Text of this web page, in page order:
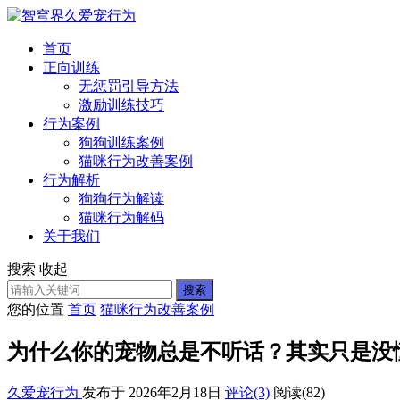
首页
正向训练
无惩罚引导方法
激励训练技巧
行为案例
狗狗训练案例
猫咪行为改善案例
行为解析
狗狗行为解读
猫咪行为解码
关于我们
搜索 收起
搜索
您的位置 首页 猫咪行为改善案例
为什么你的宠物总是不听话？其实只是没
久爱宠行为 发布于 2026年2月18日 评论(3) 阅读(82)